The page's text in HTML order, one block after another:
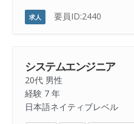
求人 要員ID:2440
システムエンジニア
20代 男性
経験 7 年
日本語ネイティブレベル